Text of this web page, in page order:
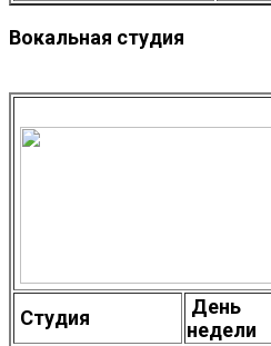
Вокальная студия
Студия
День
недели